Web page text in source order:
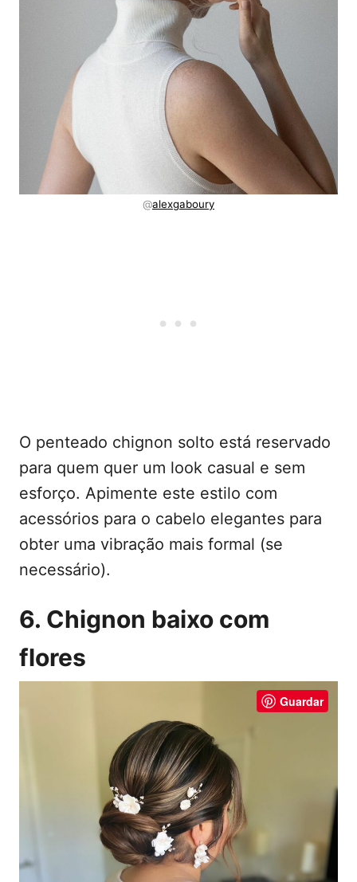
@alexgaboury
O penteado chignon solto está reservado
para quem quer um look casual e sem
esforço. Apimente este estilo com
acessórios para o cabelo elegantes para
obter uma vibração mais formal (se
necessário).
6. Chignon baixo com
flores
Guardar